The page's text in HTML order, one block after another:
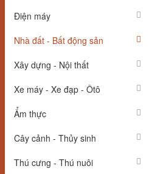
Điện máy
Nhà đất - Bất động sản
Xây dựng - Nội thất
Xe máy - Xe đạp - Ôtô
Ẩm thực
Cây cảnh - Thủy sinh
Thú cưng - Thú nuôi